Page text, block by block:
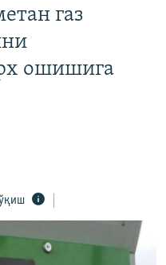
газ
ошишига